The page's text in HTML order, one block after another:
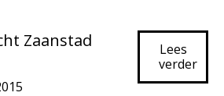
Zaanstad
Lees
verder